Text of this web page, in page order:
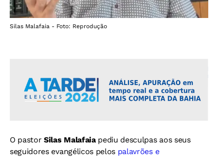
Silas Malafaia - Foto: Reprodução
O pastorSilas Malafaiapediu desculpas aos seus
seguidores evangélicos pelos palavrões e